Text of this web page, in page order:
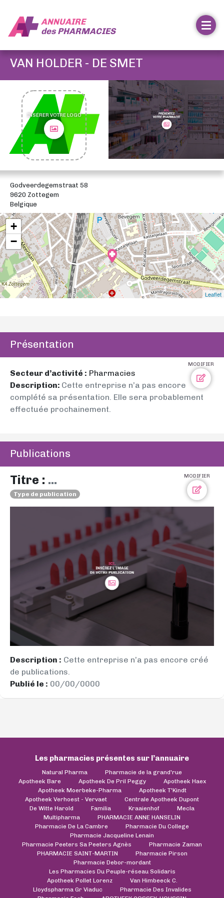
ANNUAIRE
desPHARMACIES
VAN HOLDER - DE SMET
INSÉRER VOTRE LOGO
Godveerdegemstraat 58
9620 Zottegem
Belgique
+
−
Leaflet
Présentation
MODIFIER
Secteur d’activité : Pharmacies
Description: Cette entreprise n’a pas encore
complété sa présentation. Elle sera probablement
effectuée prochainement.
Publications
MODIFIER
Titre : ...
Type de publication
Description : Cette entreprise n’a pas encore créé
de publications.
Publié le : 00/00/0000
Les pharmacies présentes sur l’annuaire
Natural Pharma
Pharmacie de la grand'rue
Apotheek Bare
Apotheek De Pril Peggy
Apotheek Haex
Apotheek Moerbeke-Pharma
Apotheek T'Kindt
Apotheek Verhoest - Vervaet
Centrale Apotheek Dupont
De Witte Harold
Familia Kraaienhof
Mecla
Multipharma
PHARMACIE ANNE HANSELIN
Pharmacie De La Cambre
Pharmacie Du College
Pharmacie Jacqueline Lenain
Pharmacie Peeters Sa Peeters Agnès
Pharmacie Zaman
PHARMACIE SAINT-MARTIN
Pharmacie Pirson
Pharmacie Debor-mordant
Les Pharmacies Du Peuple-réseau Solidaris
Apotheek Pollet Lorenz
Van Himbeeck C.
Lloydspharma Gr Viaduc
Pharmacie Des Invalides